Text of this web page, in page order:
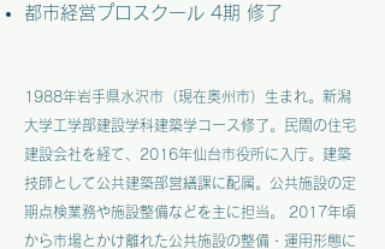
都市経営プロスクール 4期 修了
1988年岩手県水沢市（現在奥州市）生まれ。新潟
大学工学部建設学科建築学コース修了。民間の住宅
建設会社を経て、2016年仙台市役所に入庁。建築
技師として公共建築部営繕課に配属。公共施設の定
期点検業務や施設整備などを主に担当。 2017年頃
から市場とかけ離れた公共施設の整備・運用形態に